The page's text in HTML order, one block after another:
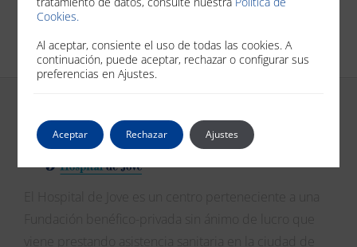
Cookies.
Al aceptar, consiente el uso de todas las cookies. A
continuación, puede aceptar, rechazar o configurar sus
preferencias en Ajustes.
Aceptar Rechazar Ajustes